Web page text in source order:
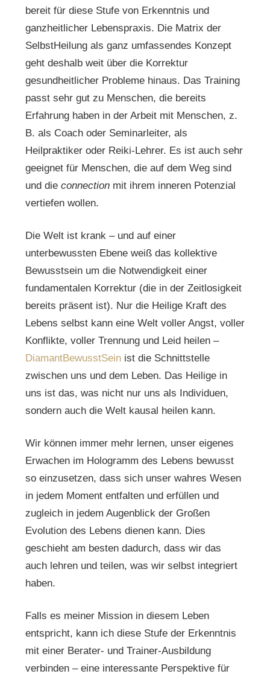
bereit für diese Stufe von Erkenntnis und
ganzheitlicher Lebenspraxis. Die Matrix der
SelbstHeilung als ganz umfassendes Konzept
geht deshalb weit über die Korrektur
gesundheitlicher Probleme hinaus. Das Training
passt sehr gut zu Menschen, die bereits
Erfahrung haben in der Arbeit mit Menschen, z.
B. als Coach oder Seminarleiter, als
Heilpraktiker oder Reiki-Lehrer. Es ist auch sehr
geeignet für Menschen, die auf dem Weg sind
und die connection mit ihrem inneren Potenzial
vertiefen wollen.
Die Welt ist krank – und auf einer
unterbewussten Ebene weiß das kollektive
Bewusstsein um die Notwendigkeit einer
fundamentalen Korrektur (die in der Zeitlosigkeit
bereits präsent ist). Nur die Heilige Kraft des
Lebens selbst kann eine Welt voller Angst, voller
Konflikte, voller Trennung und Leid heilen –
DiamantBewusstSein ist die Schnittstelle
zwischen uns und dem Leben. Das Heilige in
uns ist das, was nicht nur uns als Individuen,
sondern auch die Welt kausal heilen kann.
Wir können immer mehr lernen, unser eigenes
Erwachen im Hologramm des Lebens bewusst
so einzusetzen, dass sich unser wahres Wesen
in jedem Moment entfalten und erfüllen und
zugleich in jedem Augenblick der Großen
Evolution des Lebens dienen kann. Dies
geschieht am besten dadurch, dass wir das
auch lehren und teilen, was wir selbst integriert
haben.
Falls es meiner Mission in diesem Leben
entspricht, kann ich diese Stufe der Erkenntnis
mit einer Berater- und Trainer-Ausbildung
verbinden – eine interessante Perspektive für